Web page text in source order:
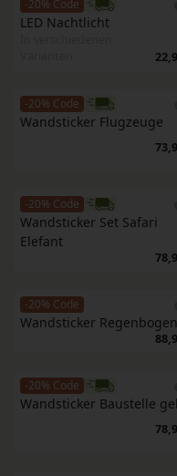
-20% Code
LED Nachtlicht
-20% Code
Wandsticker Flugzeuge
-20% Code
Wandsticker Set Safari
Elefant
-20% Code
Wandsticker Regenbogen
-20% Code
Wandsticker Baustelle